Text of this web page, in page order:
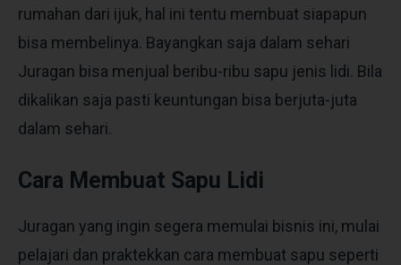
rumahan dari ijuk, hal ini tentu membuat siapapun
bisa membelinya. Bayangkan saja dalam sehari
Juragan bisa menjual beribu-ribu sapu jenis lidi. Bila
dikalikan saja pasti keuntungan bisa berjuta-juta
dalam sehari.
Cara Membuat Sapu Lidi
Juragan yang ingin segera memulai bisnis ini, mulai
pelajari dan praktekkan cara membuat sapu seperti